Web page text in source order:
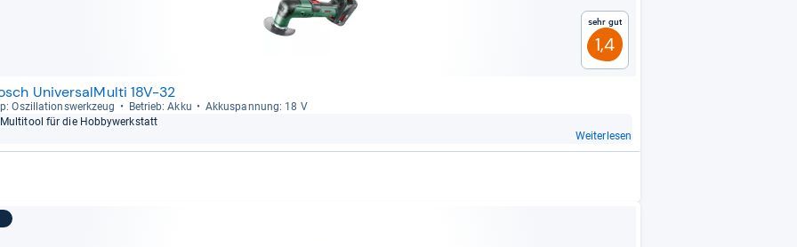
Sehr gut
1,4
UniversalMulti 18V-32
Oszil­la­ti­ons­werk­zeug Betrieb: Akku
Akku­span­nung: 18 V
Mul­ti­tool für die Hob­by­werk­statt
Weiterlesen